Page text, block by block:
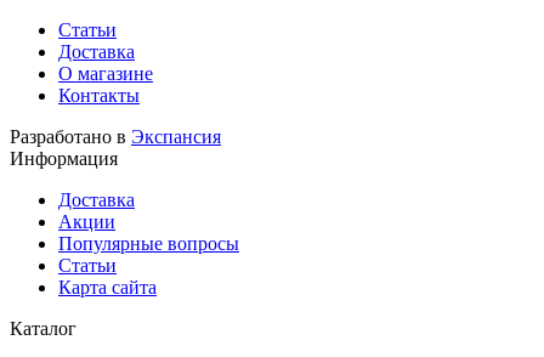
Статьи
Доставка
О магазине
Контакты
Разработано в Экспансия
Информация
Доставка
Акции
Популярные вопросы
Статьи
Карта сайта
Каталог